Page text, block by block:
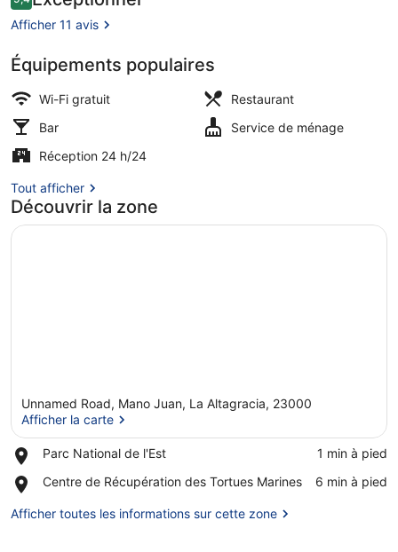
Extérieur
voyageurs
9,4 sur 10
Afficher 11 avis
Équipements populaires
Wi-Fi gratuit
Restaurant
Bar
Service de ménage
Réception 24 h/24
Tout afficher
Découvrir la zone
Unnamed Road, Mano Juan, La Altagracia, 23000
Afficher la carte
Parc National de l'Est
Place,
National
l'Est
‪1 min à pied‬
Centre de Récupération des Tortues Marines
Place,
de
‪6 min à pied‬
Afficher toutes les informations sur cette zone